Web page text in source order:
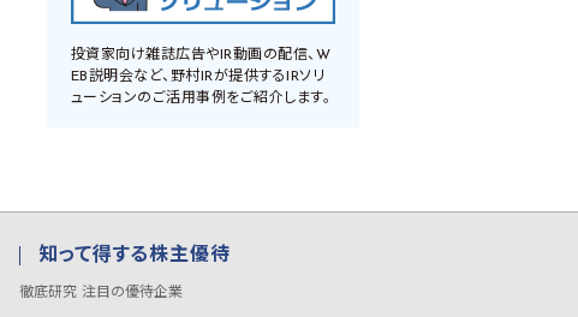
投資家向け雑誌広告やIR動画の配信、W
EB説明会など、野村IRが提供するIRソリ
ューションのご活用事例をご紹介します。
知って得する株主優待
徹底研究 注目の優待企業